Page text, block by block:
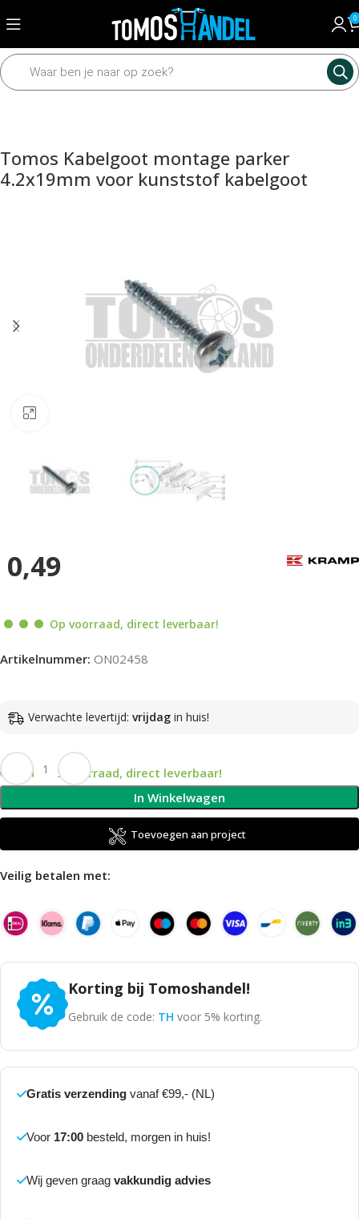
0
Home Framedelen Diverse framedelen Tank en delen
Tomos Kabelgoot montage parker
4.2x19mm voor kunststof kabelgoot
0,49
Op voorraad, direct leverbaar!
Artikelnummer: ON02458
Verwachte levertijd: vrijdag in huis!
Op voorraad, direct leverbaar!
In Winkelwagen
Toevoegen aan project
Veilig betalen met:
Korting bij Tomoshandel!
Gebruik de code: TH voor 5% korting.
Gratis verzending vanaf €99,- (NL)
Voor 17:00 besteld, morgen in huis!
Wij geven graag vakkundig advies